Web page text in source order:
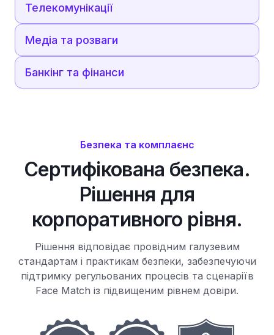
Телекомунікації
Медіа та розваги
Банкінг та фінанси
Безпека та комплаєнс
Сертифікована безпека.
Рішення для
корпоративного рівня.
Рішення відповідає провідним галузевим
стандартам і практикам безпеки, забезпечуючи
підтримку регульованих процесів та сценаріїв
Face Match із підвищеним рівнем довіри.